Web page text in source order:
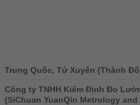
Trung Quốc, Tứ Xuyên (Thành
Công ty TNHH Kiểm Định Đo
(SiChuan YuanQin Metrology